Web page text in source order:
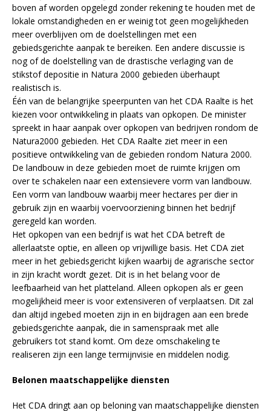
boven af worden opgelegd zonder rekening te houden met de
lokale omstandigheden en er weinig tot geen mogelijkheden
meer overblijven om de doelstellingen met een
gebiedsgerichte aanpak te bereiken. Een andere discussie is
nog of de doelstelling van de drastische verlaging van de
stikstof depositie in Natura 2000 gebieden überhaupt
realistisch is.
Één van de belangrijke speerpunten van het CDA Raalte is het
kiezen voor ontwikkeling in plaats van opkopen. De minister
spreekt in haar aanpak over opkopen van bedrijven rondom de
Natura2000 gebieden. Het CDA Raalte ziet meer in een
positieve ontwikkeling van de gebieden rondom Natura 2000.
De landbouw in deze gebieden moet de ruimte krijgen om
over te schakelen naar een extensievere vorm van landbouw.
Een vorm van landbouw waarbij meer hectares per dier in
gebruik zijn en waarbij voervoorziening binnen het bedrijf
geregeld kan worden.
Het opkopen van een bedrijf is wat het CDA betreft de
allerlaatste optie, en alleen op vrijwillige basis. Het CDA ziet
meer in het gebiedsgericht kijken waarbij de agrarische sector
in zijn kracht wordt gezet. Dit is in het belang voor de
leefbaarheid van het platteland. Alleen opkopen als er geen
mogelijkheid meer is voor extensiveren of verplaatsen. Dit zal
dan altijd ingebed moeten zijn in en bijdragen aan een brede
gebiedsgerichte aanpak, die in samenspraak met alle
gebruikers tot stand komt. Om deze omschakeling te
realiseren zijn een lange termijnvisie en middelen nodig.
Belonen maatschappelijke diensten
Het CDA dringt aan op beloning van maatschappelijke diensten